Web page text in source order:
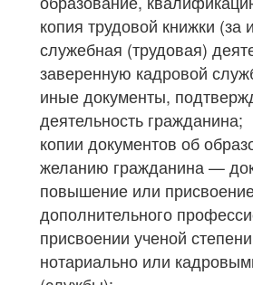
копия трудовой книжки (за
служебная (трудовая)
заверенную кадровой
иные документы,
деятельность гражданина;
копии документов об
желанию гражданина —
повышение или
дополнительного
присвоении ученой
нотариально или